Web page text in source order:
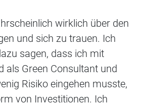
wirklich über den
und sich zu trauen. Ich
sagen, dass ich mit
als Green Consultant und
Risiko eingehen musste,
von Investitionen. Ich